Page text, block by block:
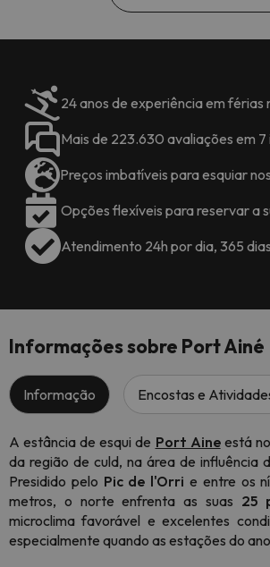
24 anos de experiência em férias
Mais de 223.630 avaliações em 7
Preços imbatíveis para esquiar
Opções flexíveis para reservar a
Atendimento 24h por dia, 365
Informações sobre Port Ainé
Informação Encostas e
A estância de esqui de Port Aineestá
da região de culd, na área de influência
Presidido pelo Pic de l'Orri e entre os
metros, o norte enfrenta as suas 25
microclima favorável e excelentes
especialmente quando as estações do